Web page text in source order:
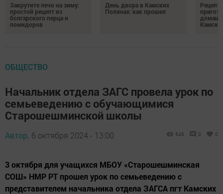
Закрутите лечо на зиму:
простой рецепт из
болгарского перца и
помидоров
День двора в Камских
Полянах: как прошел
ОБЩЕСТВО
Начальник отдела ЗАГС провела урок по
семьеведению с обучающимися
Старошешминской школы
Автор, 6 октября 2024 - 13:00 546 0 0
3 октября для учащихся МБОУ «Старошешминская
СОШ» НМР РТ прошел урок по семьеведению с
представителем начальника отдела ЗАГСА пгт Камских